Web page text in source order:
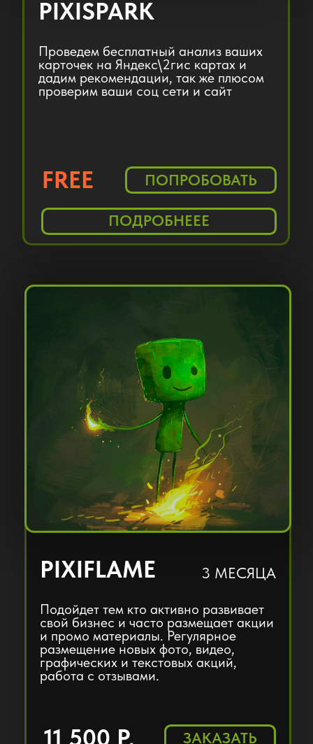
СКИДКА НА ПРОДЛЕНИЕ 15%
42 500 Р. ЗАКАЗАТЬ
НАШИ КЕЙСЫ
Школа Современной Хореографии
“Не КвадРАт”
Уполномоченная Бухгалтерия Олега
Шерера
г. Ишим
г. Тюмень
ПОДРОБНЕЕЕ
ПОДРОБНЕЕЕ